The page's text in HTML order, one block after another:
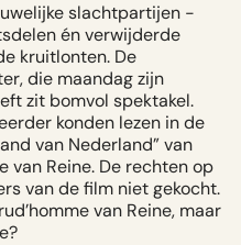
slachtpartijen -
én verwijderde
kruitlonten. De
die maandag zijn
zit bomvol spektakel.
konden lezen in de
van Nederland” van
van Reine. De rechten op
van de film niet gekocht.
van Reine, maar